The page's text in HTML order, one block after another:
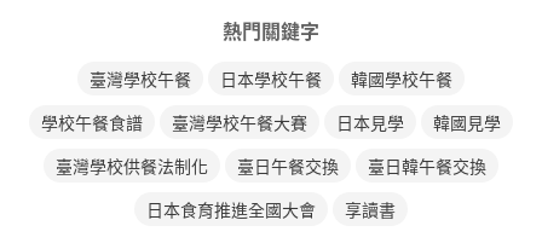
熱門關鍵字
臺灣學校午餐 日本學校午餐
韓國學校午餐
學校午餐食譜
臺灣學校午餐大賽 日本見學
韓國見學
臺灣學校供餐法制化
臺日午餐交換
臺日韓午餐交換
日本食育推進全國大會
享讀書